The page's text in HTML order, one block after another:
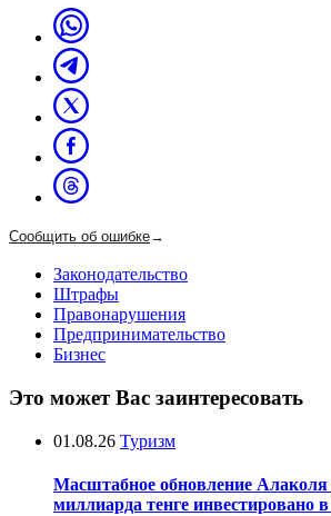
Сообщить об ошибке→
Законодательство
Штрафы
Правонарушения
Предпринимательство
Бизнес
Это может Вас заинтересовать
01.08.26 Туризм
Масштабное обновление Алаколя
миллиарда тенге инвестировано